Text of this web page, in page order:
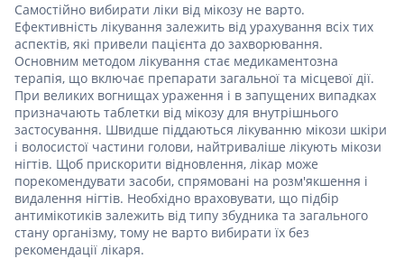
Самостійно вибирати ліки від мікозу не варто.
Ефективність лікування залежить від урахування всіх тих
аспектів, які привели пацієнта до захворювання.
Основним методом лікування стає медикаментозна
терапія, що включає препарати загальної та місцевої дії.
При великих вогнищах ураження і в запущених випадках
призначають таблетки від мікозу для внутрішнього
застосування. Швидше піддаються лікуванню мікози шкіри
і волосистої частини голови, найтриваліше лікують мікози
нігтів. Щоб прискорити відновлення, лікар може
порекомендувати засоби, спрямовані на розм'якшення і
видалення нігтів. Необхідно враховувати, що підбір
антимікотиків залежить від типу збудника та загального
стану організму, тому не варто вибирати їх без
рекомендації лікаря.